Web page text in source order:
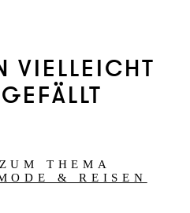
VIELLEICHT
THEMA
& REISEN